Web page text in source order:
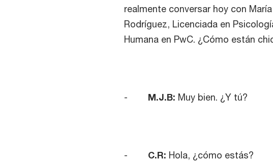
realmente conversar hoy con
Rodríguez, Licenciada en
Humana en PwC. ¿Cómo están
- M.J.B: Muy bien. ¿Y tú?
- C.R: Hola, ¿cómo estás?